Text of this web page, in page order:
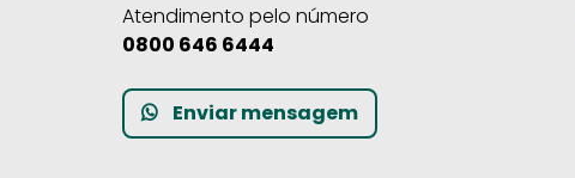
Atendimento pelo número
0800 646 6444
Enviar mensagem